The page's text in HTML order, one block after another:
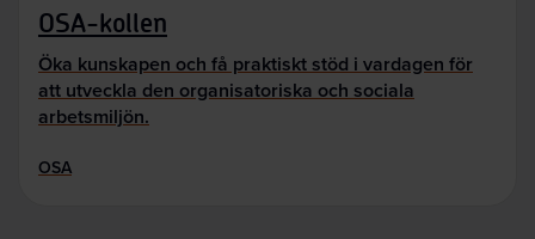
OSA-kollen
Öka kunskapen och få praktiskt stöd i vardagen för
att utveckla den organisatoriska och sociala
arbetsmiljön.
OSA